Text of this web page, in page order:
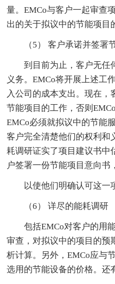
量。EMCo与客户一起审查
出的关于拟议中的节能项目
（5） 客户承诺并签署
到目前为止，客户无任
义务。EMCo将开展上述工
入公司的成本支出。现在
节能项目的工作，否则
EMCo必须就拟议中的节能
客户完全清楚他们的权利和
耗调研证实了项目建议书中
户签署一份节能项目意向书，
以使他们明确认可这一
（6） 详尽的能耗调研
包括EMCo对客户的用
审查，对拟议中的项目的预
析计算。另外，EMCo应与
选用的节能设备的价格。还